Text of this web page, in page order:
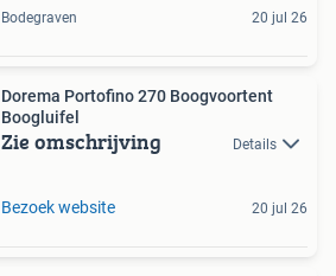
Bodegraven 20 jul 26
Dorema Portofino 270 Boogvoortent
Boogluifel
Zie omschrijving Details
Bezoek website 20 jul 26